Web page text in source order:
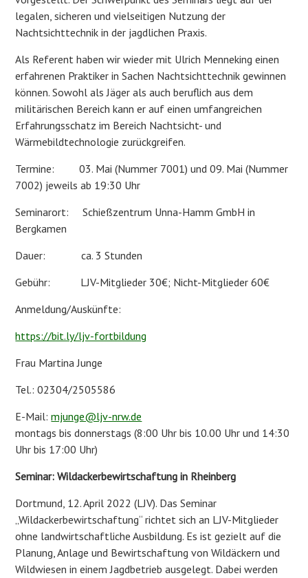
legalen, sicheren und vielseitigen Nutzung der
Nachtsichttechnik in der jagdlichen Praxis.
Als Referent haben wir wieder mit Ulrich Menneking einen
erfahrenen Praktiker in Sachen Nachtsichttechnik gewinnen
können. Sowohl als Jäger als auch beruflich aus dem
militärischen Bereich kann er auf einen umfangreichen
Erfahrungsschatz im Bereich Nachtsicht- und
Wärmebildtechnologie zurückgreifen.
Termine: 03. Mai (Nummer 7001) und 09. Mai (Nummer
7002) jeweils ab 19:30 Uhr
Seminarort: Schießzentrum Unna-Hamm GmbH in
Bergkamen
Dauer: ca. 3 Stunden
Gebühr: LJV-Mitglieder 30€; Nicht-Mitglieder 60€
Anmeldung/Auskünfte:
https://bit.ly/ljv-fortbildung
Frau Martina Junge
Tel.: 02304/2505586
E-Mail:mjunge@ljv-nrw.de
montags bis donnerstags (8:00 Uhr bis 10.00 Uhr und 14:30
Uhr bis 17:00 Uhr)
Seminar: Wildackerbewirtschaftung in Rheinberg
Dortmund, 12. April 2022 (LJV). Das Seminar
„Wildackerbewirtschaftung“ richtet sich an LJV-Mitglieder
ohne landwirtschaftliche Ausbildung. Es ist gezielt auf die
Planung, Anlage und Bewirtschaftung von Wildäckern und
Wildwiesen in einem Jagdbetrieb ausgelegt. Dabei werden